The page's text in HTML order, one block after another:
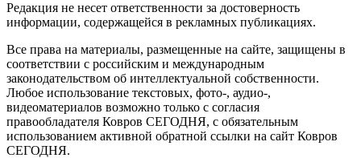
Редакция не несет ответственности за достоверность
информации, содержащейся в рекламных публикациях.
Все права на материалы, размещенные на сайте, защищены в
соответствии с российским и международным
законодательством об интеллектуальной собственности.
Любое использование текстовых, фото-, аудио-,
видеоматериалов возможно только с согласия
правообладателя Ковров СЕГОДНЯ, с обязательным
использованием активной обратной ссылки на сайт Ковров
СЕГОДНЯ.